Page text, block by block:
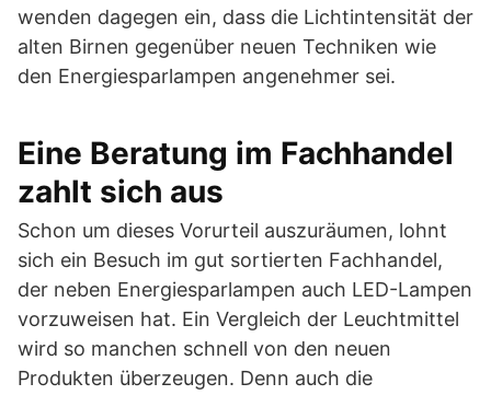
wenden dagegen ein, dass die Lichtintensität der
alten Birnen gegenüber neuen Techniken wie
den Energiesparlampen angenehmer sei.
Eine Beratung im Fachhandel
zahlt sich aus
Schon um dieses Vorurteil auszuräumen, lohnt
sich ein Besuch im gut sortierten Fachhandel,
der neben Energiesparlampen auch LED-Lampen
vorzuweisen hat. Ein Vergleich der Leuchtmittel
wird so manchen schnell von den neuen
Produkten überzeugen. Denn auch die